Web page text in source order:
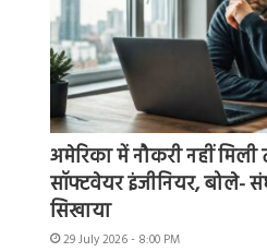
अमेरिका में नौकरी नहीं मिली
सॉफ्टवेयर इंजीनियर, बोले-
सिखाया
29 July 2026 - 8:00 PM